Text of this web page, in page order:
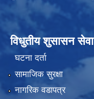
विधुतीय शुसासन सेवा
घटना दर्ता
सामाजिक सुरक्षा
नागरिक वडापत्र